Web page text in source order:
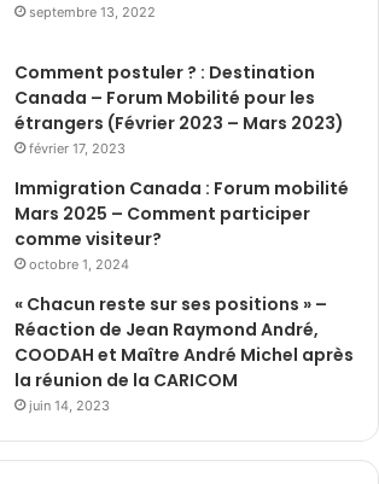
septembre 13, 2022
Comment postuler ? : Destination
Canada – Forum Mobilité pour les
étrangers (Février 2023 – Mars 2023)
février 17, 2023
Immigration Canada : Forum mobilité
Mars 2025 – Comment participer
comme visiteur?
octobre 1, 2024
« Chacun reste sur ses positions » –
Réaction de Jean Raymond André,
COODAH et Maître André Michel après
la réunion de la CARICOM
juin 14, 2023